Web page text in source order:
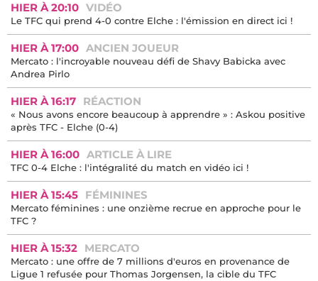
HIER À 20:10 VIDÉO
Le TFC qui prend 4-0 contre Elche : l'émission en direct ici !
HIER À 17:00 ANCIEN JOUEUR
Mercato : l'incroyable nouveau défi de Shavy Babicka avec
Andrea Pirlo
HIER À 16:17 RÉACTION
« Nous avons encore beaucoup à apprendre » : Askou positive
après TFC - Elche (0-4)
HIER À 16:00 ARTICLE À LIRE
TFC 0-4 Elche : l'intégralité du match en vidéo ici !
HIER À 15:45 FÉMININES
Mercato féminines : une onzième recrue en approche pour le
TFC ?
HIER À 15:32 MERCATO
Mercato : une offre de 7 millions d'euros en provenance de
Ligue 1 refusée pour Thomas Jorgensen, la cible du TFC